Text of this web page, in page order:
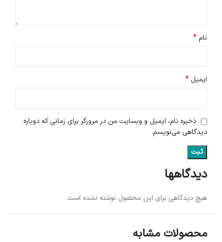
دیدگاهها
هیچ دیدگاهی برای این محصول نوشته نشده است.
نام*
ایمیل*
ذخیره نام، ایمیل و وبسایت من در مرورگر برای زمانی که دوباره
دیدگاهی می‌نویسم.
محصولات مشابه